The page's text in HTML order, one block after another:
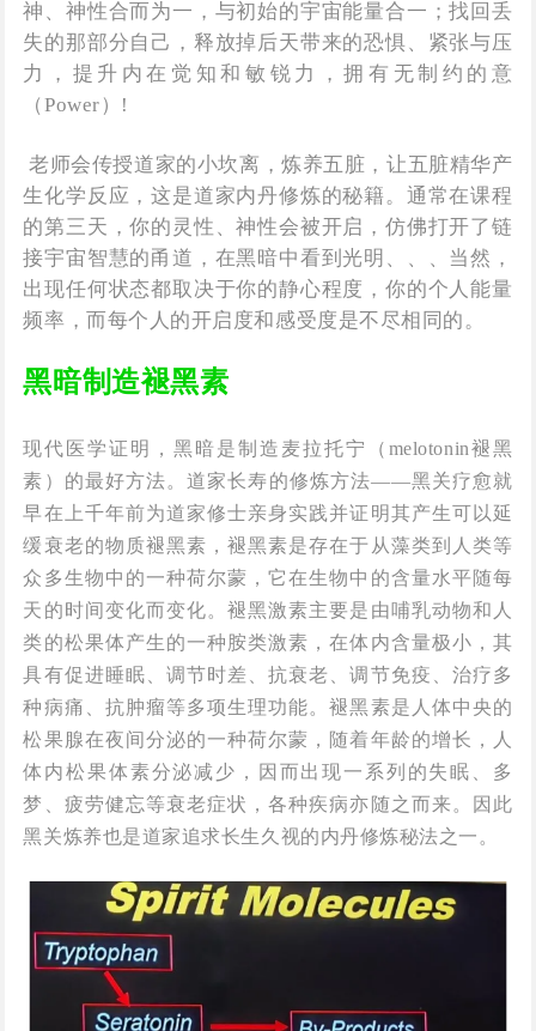
神、神性合而为一，与初始的宇宙能量合一；找回丢
失的那部分自己，释放掉后天带来的恐惧、紧张与压
力，提升内在觉知和敏锐力，拥有无制约的意
（Power）!
老师会传授道家的小坎离，炼养五脏，让五脏精华产
生化学反应，这是道家内丹修炼的秘籍。通常在课程
的第三天，你的灵性、神性会被开启，仿佛打开了链
接宇宙智慧的甬道，在黑暗中看到光明、、、当然，
出现任何状态都取决于你的静心程度，你的个人能量
频率，而每个人的开启度和感受度是不尽相同的。
黑暗制造褪黑素
现代医学证明，黑暗是制造麦拉托宁（melotonin褪黑
素）的最好方法。道家长寿的修炼方法——黑关疗愈就
早在上千年前为道家修士亲身实践并证明其产生可以延
缓衰老的物质褪黑素，褪黑素是存在于从藻类到人类等
众多生物中的一种荷尔蒙，它在生物中的含量水平随每
天的时间变化而变化。褪黑激素主要是由哺乳动物和人
类的松果体产生的一种胺类激素，在体内含量极小，其
具有促进睡眠、调节时差、抗衰老、调节免疫、治疗多
种病痛、抗肿瘤等多项生理功能。褪黑素是人体中央的
松果腺在夜间分泌的一种荷尔蒙，随着年龄的增长，人
体内松果体素分泌减少，因而出现一系列的失眠、多
梦、疲劳健忘等衰老症状，各种疾病亦随之而来。因此
黑关炼养也是道家追求长生久视的内丹修炼秘法之一。